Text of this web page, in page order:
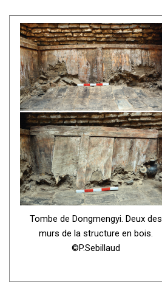
Tombe de Dongmengyi. Deux des
murs de la structure en bois.
©P.Sebillaud